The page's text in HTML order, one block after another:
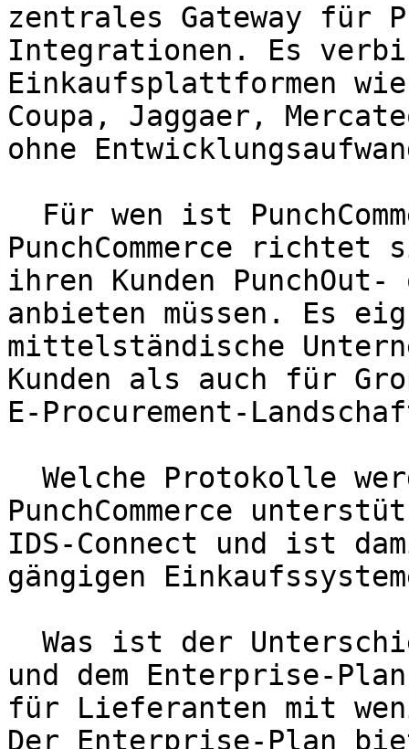
zentrales Gateway für
Integrationen. Es
Einkaufsplattformen wie
Coupa, Jaggaer,
ohne
PunchCommerce
ihren Kunden
anbieten müssen. Es
mittelständische
Kunden als auch für
E-Procurement-
PunchCommerce
IDS-Connect und ist
gängigen
und dem Enterprise-
für Lieferanten mit
Der Enterprise-Plan